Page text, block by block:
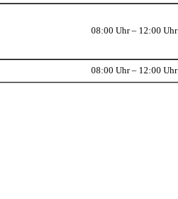
08:00 Uhr – 12:00 Uhr
08:00 Uhr – 12:00 Uhr